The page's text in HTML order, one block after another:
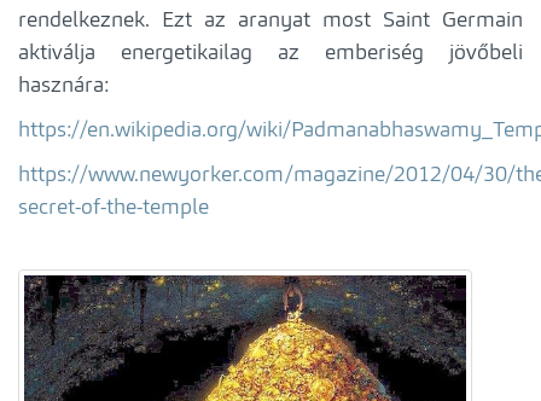
rendelkeznek. Ezt az aranyat most Saint Germain
aktiválja energetikailag az emberiség jövőbeli
hasznára:
https://en.wikipedia.org/wiki/
https://www.newyorker.com/magazine/2012/04/30/
secret-of-the-temple